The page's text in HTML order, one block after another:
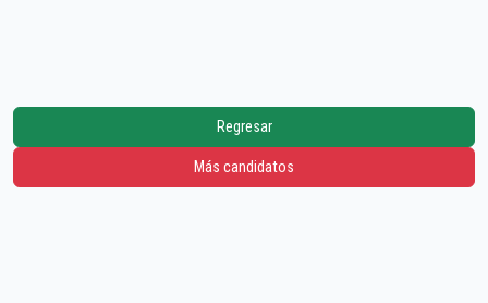
Regresar
Más candidatos